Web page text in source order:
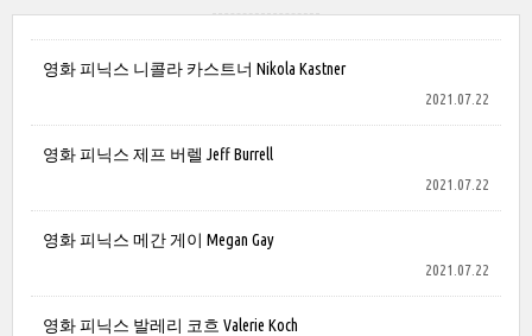
영화 피닉스 니콜라 카스트너 Nikola Kastner
2021.07.22
영화 피닉스 제프 버렐 Jeff Burrell
2021.07.22
영화 피닉스 메간 게이 Megan Gay
2021.07.22
영화 피닉스 발레리 코흐 Valerie Koch